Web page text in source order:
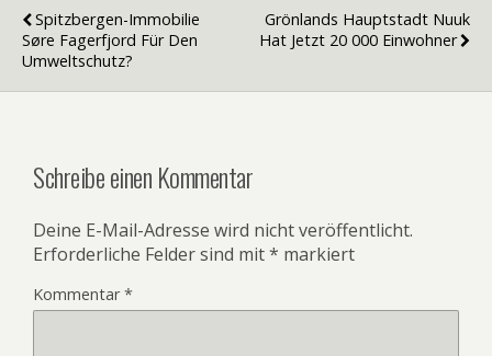
Spitzbergen-Immobilie
Søre Fagerfjord Für Den
Umweltschutz?
Grönlands Hauptstadt Nuuk
Hat Jetzt 20 000 Einwohner
Schreibe einen Kommentar
Deine E-Mail-Adresse wird nicht veröffentlicht.
Erforderliche Felder sind mit* markiert
Kommentar*